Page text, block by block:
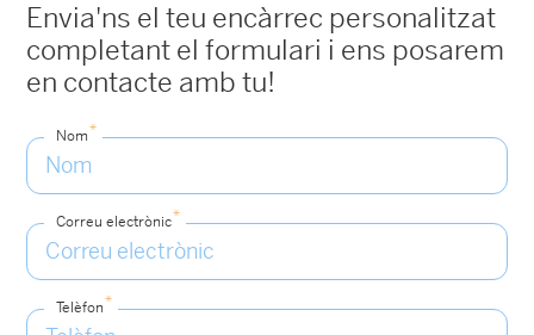
Envia'ns el teu encàrrec personalitzat
completant el formulari i ens posarem
en contacte amb tu!
Nom*
Correu electrònic*
Telèfon*